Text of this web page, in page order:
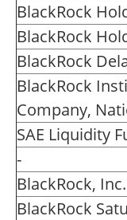
BlackRock
BlackRock
BlackRock
BlackRock
Company,
SAE Liquidity
-
BlackRock, Inc.
BlackRock